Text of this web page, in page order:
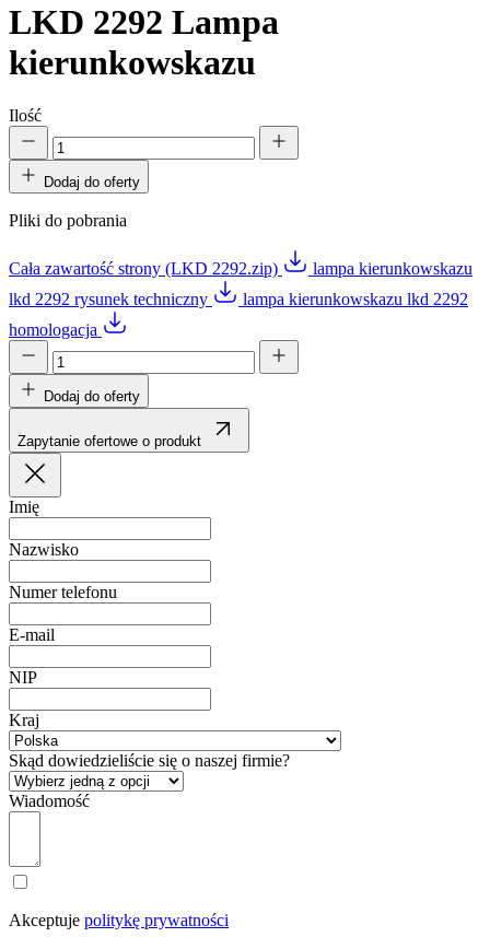
LKD 2292 Lampa
kierunkowskazu
Ilość
Dodaj do oferty
Pliki do pobrania
Cała zawartość strony (LKD 2292.zip)
lampa kierunkowskazu
lkd 2292 rysunek techniczny
lampa kierunkowskazu lkd 2292
homologacja
Dodaj do oferty
Zapytanie ofertowe o produkt
Imię
Nazwisko
Numer telefonu
E-mail
NIP
Kraj
Skąd dowiedzieliście się o naszej firmie?
Wiadomość
Akceptuje politykę prywatności